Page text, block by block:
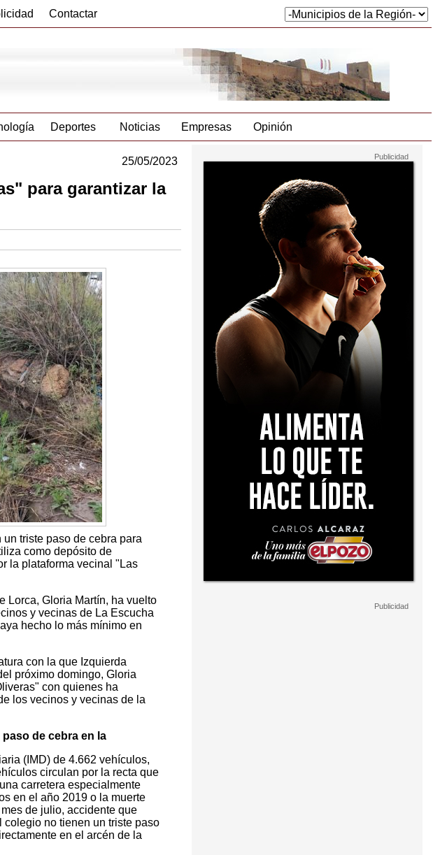
Contactar
Deportes Noticias Empresas Opinión
25/05/2023
para garantizar la
triste paso de cebra para
como depósito de
la plataforma vecinal "Las
Lorca, Gloria Martín, ha vuelto
y vecinas de La Escucha
hecho lo más mínimo en
con la que Izquierda
próximo domingo, Gloria
con quienes ha
los vecinos y vecinas de la
de cebra en la
(IMD) de 4.662 vehículos,
circulan por la recta que
carretera especialmente
en el año 2019 o la muerte
de julio, accidente que
no tienen un triste paso
en el arcén de la